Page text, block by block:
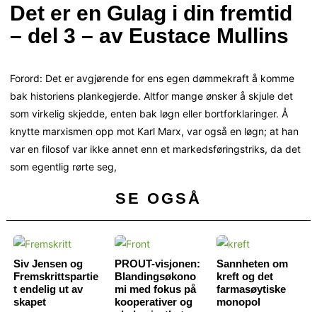
Det er en Gulag i din fremtid
– del 3 – av Eustace Mullins
Forord: Det er avgjørende for ens egen dømmekraft å komme
bak historiens plankegjerde. Altfor mange ønsker å skjule det
som virkelig skjedde, enten bak løgn eller bortforklaringer. Å
knytte marxismen opp mot Karl Marx, var også en løgn; at han
var en filosof var ikke annet enn et markedsføringstriks, da det
som egentlig rørte seg,
SE OGSÅ
Siv Jensen og
Fremskrittspartie
t endelig ut av
skapet
PROUT-visjonen:
Blandingsøkono
mi med fokus på
kooperativer og
Sannheten om
kreft og det
farmasøytiske
monopol